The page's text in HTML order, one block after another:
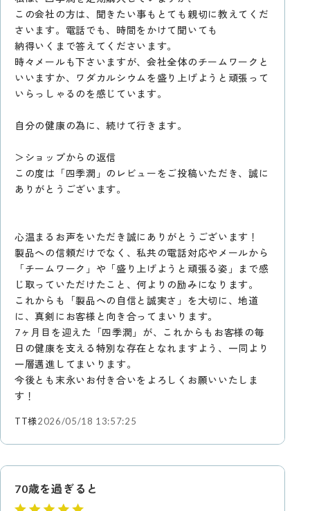
この会社の方は、聞きたい事もとても親切に教えてくだ
さいます。電話でも、時間をかけて聞いても
納得いくまで答えてくださいます。
時々メールも下さいますが、会社全体のチームワークと
いいますか、ワダカルシウムを盛り上げようと頑張って
いらっしゃるのを感じています。
自分の健康の為に、続けて行きます。
＞ショップからの返信
この度は「四季潤」のレビューをご投稿いただき、誠に
ありがとうございます。
心温まるお声をいただき誠にありがとうございます！
製品への信頼だけでなく、私共の電話対応やメールから
「チームワーク」や「盛り上げようと頑張る姿」まで感
じ取っていただけたこと、何よりの励みになります。
これからも「製品への自信と誠実さ」を大切に、地道
に、真剣にお客様と向き合ってまいります。
7ヶ月目を迎えた「四季潤」が、これからもお客様の毎
日の健康を支える特別な存在となれますよう、一同より
一層邁進してまいります。
今後とも末永いお付き合いをよろしくお願いいたしま
す！
TT様2026/05/18 13:57:25
70歳を過ぎると